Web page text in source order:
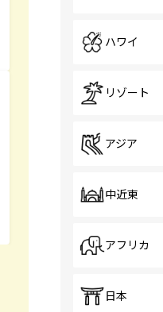
ハワイ
リゾート
アジア
中近東
アフリカ
日本